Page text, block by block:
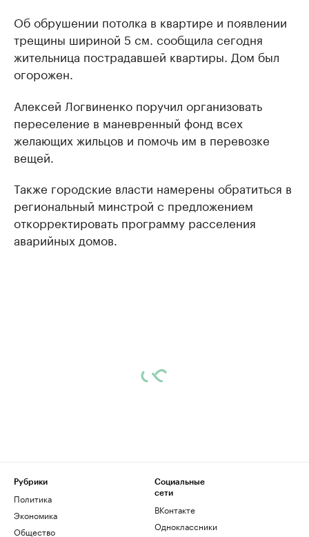
Об обрушении потолка в квартире и появлении
трещины шириной 5 см. сообщила сегодня
жительница пострадавшей квартиры. Дом был
огорожен.
Алексей Логвиненко поручил организовать
переселение в маневренный фонд всех
желающих жильцов и помочь им в перевозке
вещей.
Также городские власти намерены обратиться в
региональный минстрой с предложением
откорректировать программу расселения
аварийных домов.
Рубрики
Политика
Экономика
Общество
Социальные
сети
ВКонтакте
Одноклассники